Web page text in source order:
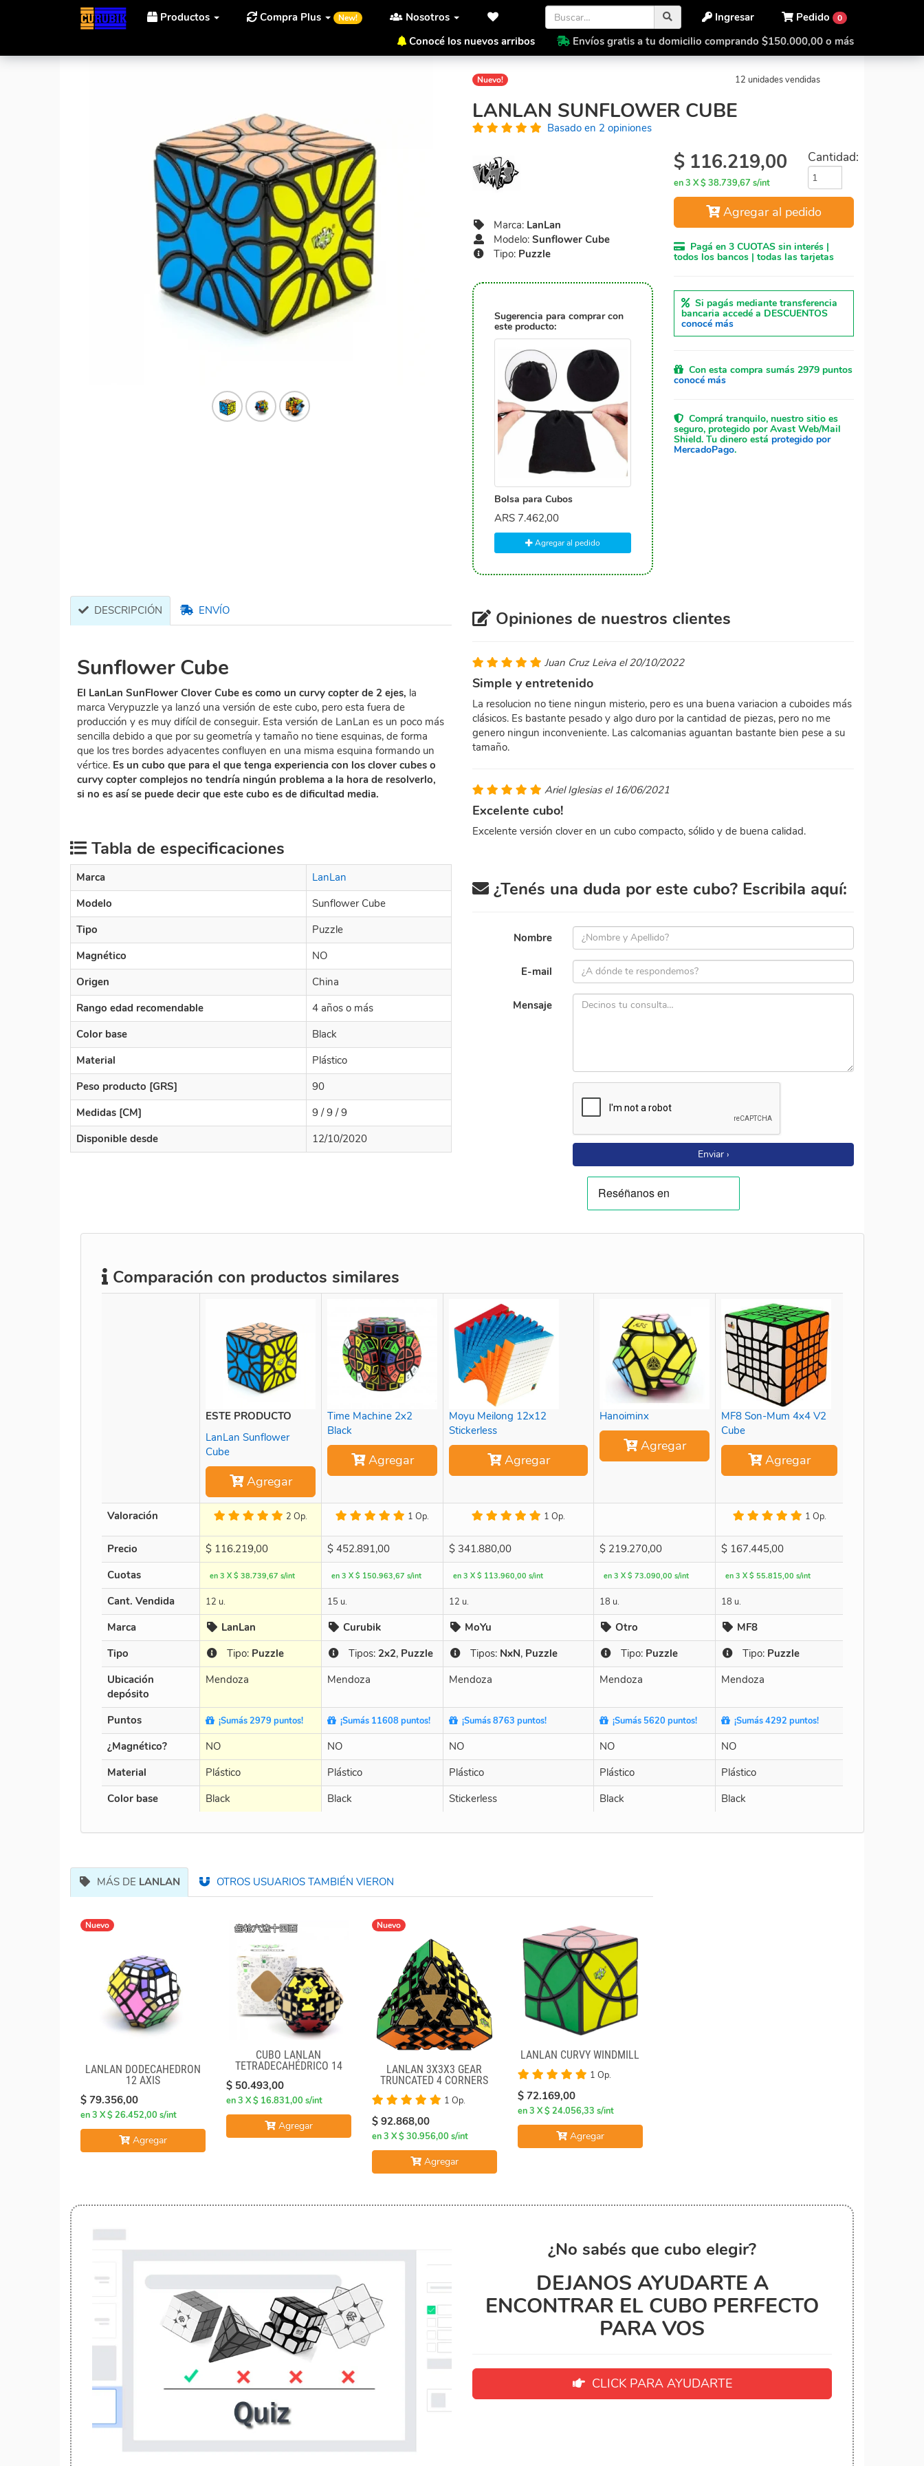
Productos Compra Plus New! Nosotros Pedido 0
Ingresar
Conocé los nuevos arribos
Envíos gratis a tu domicilio comprando $150.000,00 o más
Inicio LanLan Sunflower Cube LanLan Sunflower Cube
Nuevo! 12 unidades vendidas
LANLAN SUNFLOWER CUBE
Basado en 2 opiniones
Marca: LanLan
Modelo: Sunflower Cube
Tipo: Puzzle
Sugerencia para comprar con
este producto:
Bolsa para Cubos
ARS 7.462,00
Agregar al pedido
$ 116.219,00
en 3 X $ 38.739,67 s/int
Cantidad:
Agregar al pedido
Pagá en 3 CUOTAS sin interés |
todos los bancos | todas las tarjetas
Si pagás mediante transferencia
bancaria accedé a DESCUENTOS
conocé más
Con esta compra sumás 2979 puntos
conocé más
Comprá tranquilo, nuestro sitio es
seguro, protegido por Avast Web/Mail
Shield. Tu dinero está protegido por
MercadoPago.
DESCRIPCIÓN ENVÍO
Sunflower Cube
El LanLan SunFlower Clover Cube es como un curvy copter de 2 ejes, la
marca Verypuzzle ya lanzó una versión de este cubo, pero esta fuera de
producción y es muy difícil de conseguir. Esta versión de LanLan es un poco más
sencilla debido a que por su geometría y tamaño no tiene esquinas, de forma
que los tres bordes adyacentes confluyen en una misma esquina formando un
vértice. Es un cubo que para el que tenga experiencia con los clover cubes o
curvy copter complejos no tendría ningún problema a la hora de resolverlo,
si no es así se puede decir que este cubo es de dificultad media.
Tabla de especificaciones
Marca
LanLan
Modelo
Sunflower Cube
Tipo
Puzzle
Magnético
NO
Origen
China
Rango edad recomendable
4 años o más
Color base
Black
Material
Plástico
Peso producto [GRS]
90
Medidas [CM]
9 / 9 / 9
Disponible desde
12/10/2020
Opiniones de nuestros clientes
Juan Cruz Leiva el 20/10/2022
Simple y entretenido
La resolucion no tiene ningun misterio, pero es una buena variacion a cuboides más
clásicos. Es bastante pesado y algo duro por la cantidad de piezas, pero no me
genero ningun inconveniente. Las calcomanias aguantan bastante bien pese a su
tamaño.
Ariel Iglesias el 16/06/2021
Excelente cubo!
Excelente versión clover en un cubo compacto, sólido y de buena calidad.
¿Tenés una duda por este cubo? Escribila aquí:
Nombre
E-mail
Mensaje
Enviar ›
Comparación con productos similares
ESTE PRODUCTO
LanLan Sunflower
Cube
Agregar
Time Machine 2x2
Black
Agregar
Moyu Meilong 12x12
Stickerless
Agregar
Hanoiminx
Agregar
MF8 Son-Mum 4x4 V2
Cube
Agregar
Valoración 2 Op. 1 Op. 1 Op. 1 Op.
Precio $ 116.219,00 $ 452.891,00 $ 341.880,00 $ 219.270,00 $ 167.445,00
Cuotas
en 3 X $ 38.739,67 s/int en 3 X $ 150.963,67 s/int en 3 X $ 113.960,00 s/int en 3 X $ 73.090,00 s/int en 3 X $ 55.815,00 s/int
Cant. Vendida 12 u. 15 u. 12 u. 18 u. 18 u.
Marca LanLan Curubik MoYu Otro
MF8
Tipo
Tipo: Puzzle Tipos: 2x2, Puzzle Tipos: NxN, Puzzle Tipo: Puzzle Tipo: Puzzle
Ubicación
depósito
Mendoza Mendoza Mendoza Mendoza Mendoza
Puntos ¡Sumás 2979 puntos! ¡Sumás 11608 puntos! ¡Sumás 8763 puntos! ¡Sumás 5620 puntos! ¡Sumás 4292 puntos!
¿Magnético? NO NO NO NO
NO
Material
Plástico Plástico Plástico Plástico
Plástico
Color base
Black Black Stickerless Black Black
MÁS DE LANLAN OTROS USUARIOS TAMBIÉN VIERON
Nuevo
LANLAN DODECAHEDRON
12 AXIS
$ 79.356,00
en 3 X $ 26.452,00 s/int
Agregar
CUBO LANLAN
TETRADECAHÉDRICO 14
$ 50.493,00
en 3 X $ 16.831,00 s/int
Agregar
Nuevo
LANLAN 3X3X3 GEAR
TRUNCATED 4 CORNERS
1 Op.
$ 92.868,00
en 3 X $ 30.956,00 s/int
Agregar
LANLAN CURVY WINDMILL
1 Op.
$ 72.169,00
en 3 X $ 24.056,33 s/int
Agregar
¿No sabés que cubo elegir?
DEJANOS AYUDARTE A
ENCONTRAR EL CUBO PERFECTO
PARA VOS
CLICK PARA AYUDARTE